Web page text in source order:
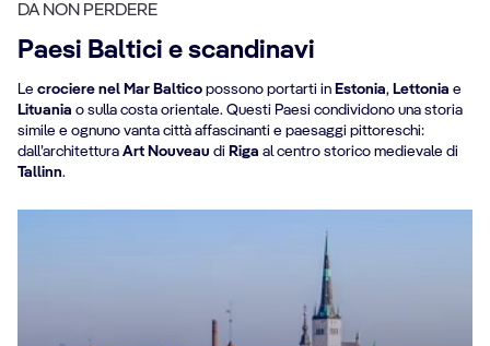
DA NON PERDERE
Paesi Baltici e scandinavi
Le crociere nel Mar Baltico possono portarti in Estonia, Lettonia e
Lituania o sulla costa orientale. Questi Paesi condividono una storia
simile e ognuno vanta città affascinanti e paesaggi pittoreschi:
dall’architettura Art Nouveau di Riga al centro storico medievale di
Tallinn.